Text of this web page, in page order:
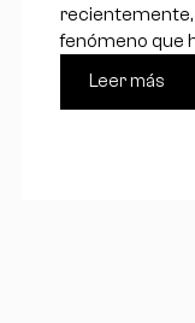
recientemente,
fenómeno que
Leer más